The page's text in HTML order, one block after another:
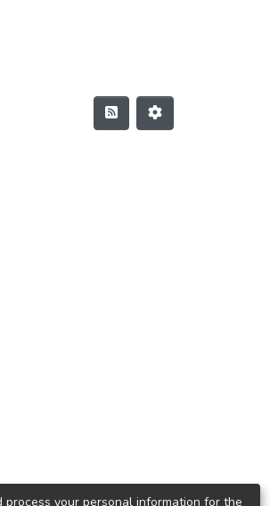
process your personal information for the